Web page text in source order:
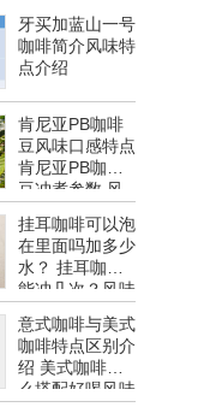
牙买加蓝山一号
咖啡简介风味特
点介绍
肯尼亚PB咖啡
豆风味口感特点
肯尼亚PB咖啡
豆冲煮参数 风
挂耳咖啡可以泡
在里面吗加多少
水？ 挂耳咖啡
能冲几次？风味
意式咖啡与美式
咖啡特点区别介
绍 美式咖啡怎
么搭配好喝风味